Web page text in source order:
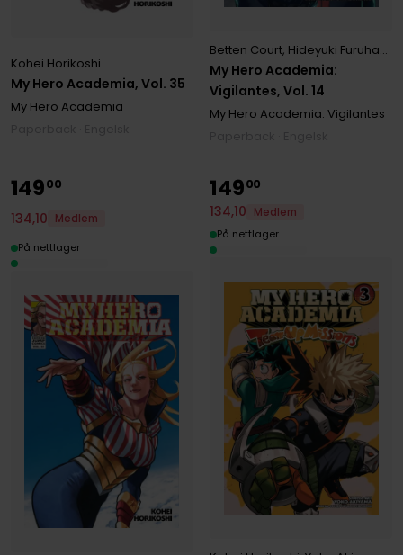
My Hero Academia, Vol. 35
Kohei Horikoshi
My Hero Academia
My Hero Academia:
Vigilantes, Vol. 14
Betten Court, Hideyuki Furuhashi
My Hero Academia: Vigilantes
14900
134,10
Medlem
På nettlager
14900
134,10
Medlem
På nettlager